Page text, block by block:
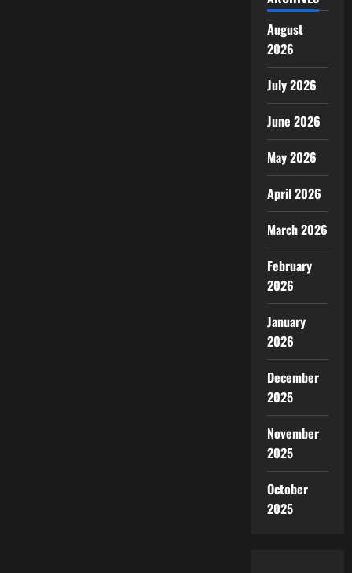
August
2026
July 2026
June 2026
May 2026
April 2026
March 2026
February
2026
January
2026
December
2025
November
2025
October
2025